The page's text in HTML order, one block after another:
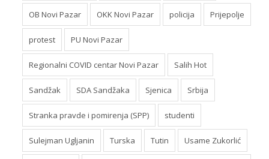
OB Novi Pazar OKK Novi Pazar policija Prijepolje
protest PU Novi Pazar
Regionalni COVID centar Novi Pazar Salih Hot
Sandžak SDA Sandžaka Sjenica Srbija
Stranka pravde i pomirenja (SPP) studenti
Sulejman Ugljanin Turska Tutin Usame Zukorlić